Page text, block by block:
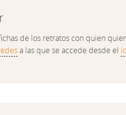
de los retratos con quien
a las que se accede desde el